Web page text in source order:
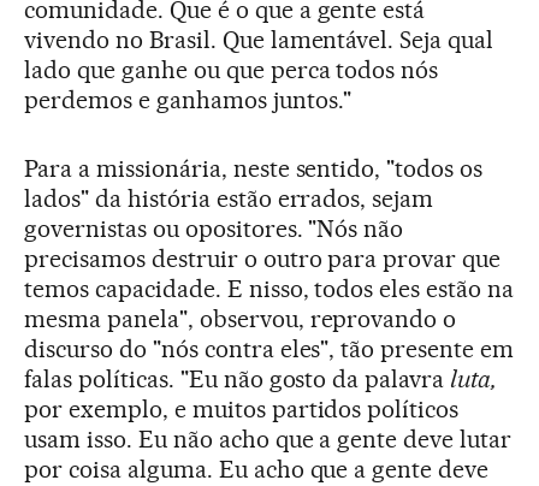
comunidade. Que é o que a gente está
vivendo no Brasil. Que lamentável. Seja qual
lado que ganhe ou que perca todos nós
perdemos e ganhamos juntos."
Para a missionária, neste sentido, "todos os
lados" da história estão errados, sejam
governistas ou opositores. "Nós não
precisamos destruir o outro para provar que
temos capacidade. E nisso, todos eles estão na
mesma panela", observou, reprovando o
discurso do "nós contra eles", tão presente em
falas políticas. "Eu não gosto da palavra luta,
por exemplo, e muitos partidos políticos
usam isso. Eu não acho que a gente deve lutar
por coisa alguma. Eu acho que a gente deve